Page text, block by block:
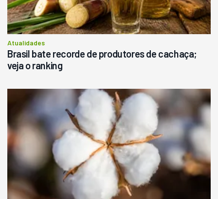
Atualidades
Brasil bate recorde de produtores de cachaça;
veja o ranking